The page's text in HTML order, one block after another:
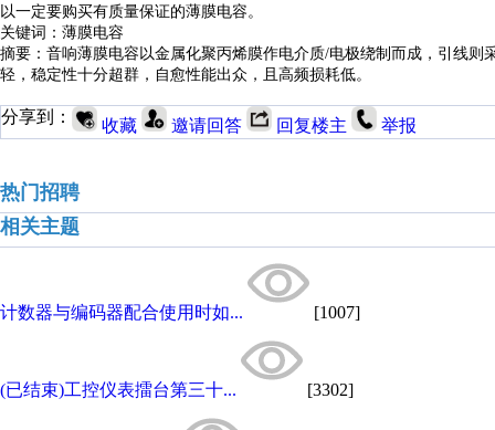
以一定要购买有质量保证的薄膜电容。
关键词：薄膜电容
摘要：音响薄膜电容以金属化聚丙烯膜作电介质/电极绕制而成，引线则
轻，稳定性十分超群，自愈性能出众，且高频损耗低。
分享到： 收藏 邀请回答 回复楼主 举报
热门招聘
相关主题
计数器与编码器配合使用时如... [1007]
(已结束)工控仪表擂台第三十... [3302]